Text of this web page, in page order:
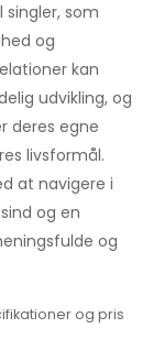
som
og
kan
udvikling, og
deres egne
livsformål.
at navigere i
og en
og
og pris